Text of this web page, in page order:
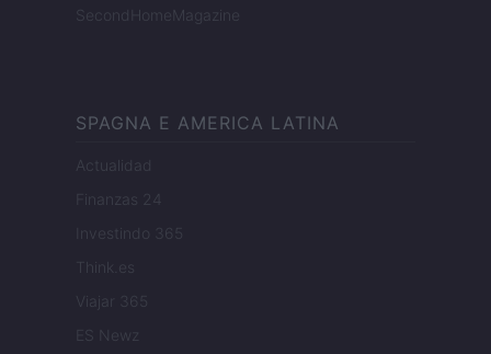
SecondHomeMagazine
SPAGNA E AMERICA LATINA
Actualidad
Finanzas 24
Investindo 365
Think.es
Viajar 365
ES Newz